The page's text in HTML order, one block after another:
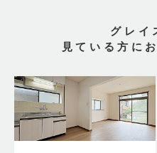
グレイ
見ている方に